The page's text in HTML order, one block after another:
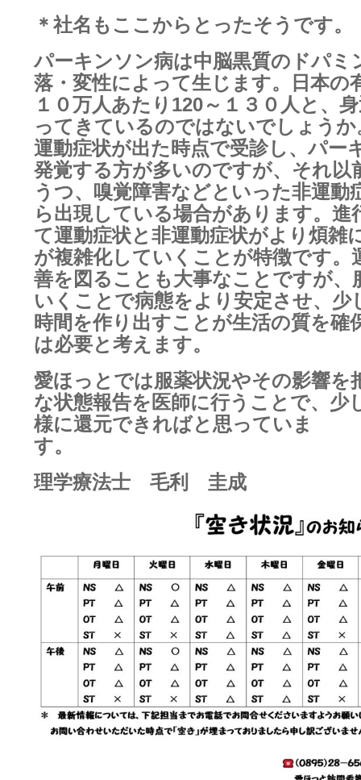
＊社名もここからとったそうです。
パーキンソン病は中脳黒質のドパミ
落・変性によって生じます。日本の
１０万人あたり120～１３０人と、
ってきているのではないでしょうか
運動症状が出た時点で受診し、パー
発覚する方が多いのですが、それ以
うつ、嗅覚障害などといった非運動
ら出現している場合があります。進
て運動症状と非運動症状がより煩雑
が複雑化していくことが特徴です。
善を図ることも大事なことですが、
いくことで病態をより安定させ、少
時間を作り出すことが生活の質を確
は必要と考えます。
愛ほっとでは服薬状況やその影響を
な状態報告を医師に行うことで、少
様に還元できればと思っていま
理学療法士 毛利 圭成